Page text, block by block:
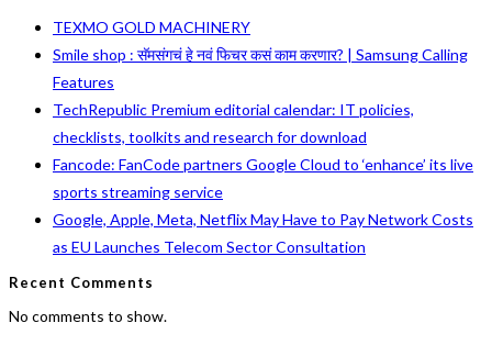
TEXMO GOLD MACHINERY
Smile shop : सॅमसंगचं हे नवं फिचर कसं काम करणार? | Samsung Calling
Features
TechRepublic Premium editorial calendar: IT policies,
checklists, toolkits and research for download
Fancode: FanCode partners Google Cloud to ‘enhance’ its live
sports streaming service
Google, Apple, Meta, Netflix May Have to Pay Network Costs
as EU Launches Telecom Sector Consultation
Recent Comments
No comments to show.